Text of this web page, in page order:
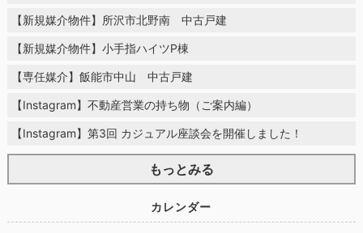
【新規媒介物件】所沢市北野南 中古戸建
【新規媒介物件】小手指ハイツP棟
【専任媒介】飯能市中山 中古戸建
【Instagram】不動産営業の持ち物（ご案内編）
【Instagram】第3回 カジュアル座談会を開催しました！
もっとみる
カレンダー